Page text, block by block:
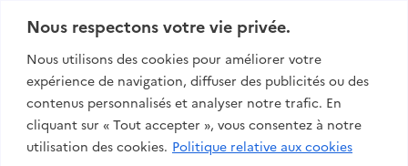
Nous respectons votre vie privée.
Nous utilisons des cookies pour améliorer votre
expérience de navigation, diffuser des publicités ou des
contenus personnalisés et analyser notre trafic. En
cliquant sur « Tout accepter », vous consentez à notre
utilisation des cookies. Politique relative aux cookies